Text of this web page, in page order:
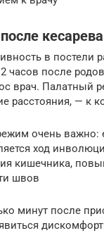
в постели
часов после
врач. Палатный
расстояния, — к
очень важно:
ход
кишечника,
швов
минут после